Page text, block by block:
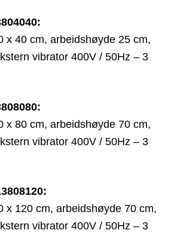
x 40 cm, arbeidshøyde 25 cm,
vibrator 400V / 50Hz – 3
x 80 cm, arbeidshøyde 70 cm,
vibrator 400V / 50Hz – 3
x 120 cm, arbeidshøyde 70 cm,
vibrator 400V / 50Hz – 3